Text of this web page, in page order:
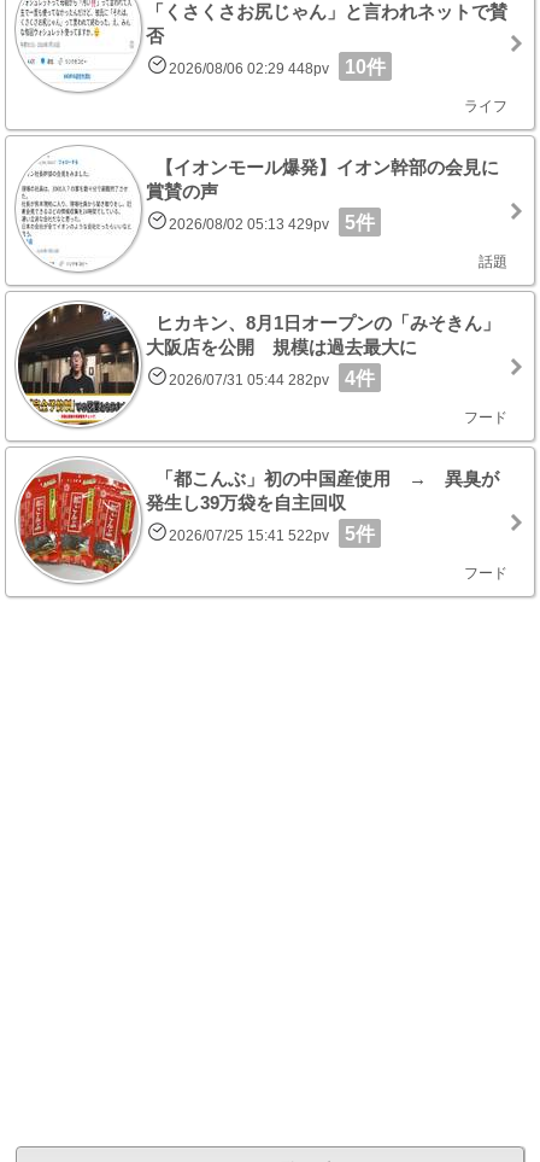
「くさくさお尻じゃん」と言われネットで賛
否
2026/08/06 02:29 448pv 10件
ライフ
【イオンモール爆発】イオン幹部の会見に
賞賛の声
2026/08/02 05:13 429pv 5件
話題
ヒカキン、8月1日オープンの「みそきん」
大阪店を公開 規模は過去最大に
2026/07/31 05:44 282pv 4件
フード
「都こんぶ」初の中国産使用 → 異臭が
発生し39万袋を自主回収
2026/07/25 15:41 522pv 5件
フード